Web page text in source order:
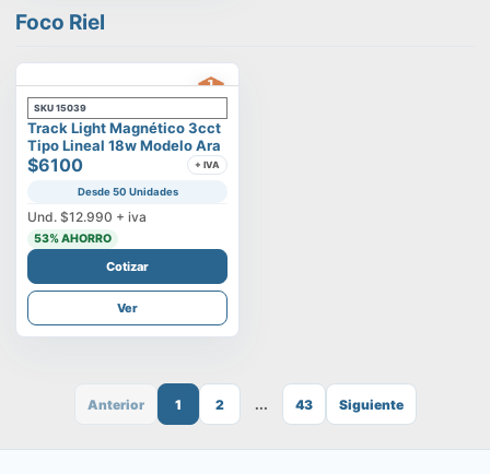
Foco Riel
SKU 15039
Track Light Magnético 3cct
Tipo Lineal 18w Modelo Ara
$6100 + IVA
Desde 50 Unidades
Und. $12.990 + iva
53% AHORRO
Cotizar
Ver
Anterior 1 2 ... 43 Siguiente